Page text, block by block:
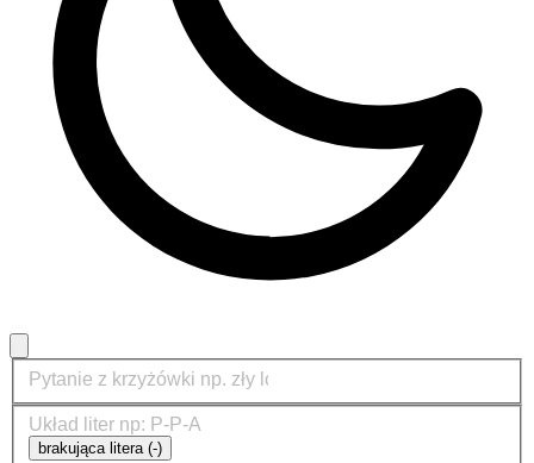
brakująca litera (-)